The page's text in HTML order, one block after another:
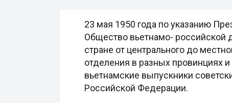
23 мая 1950 года по указанию
Общество вьетнамо- российской
стране от центрального до
отделения в разных провинциях
вьетнамские выпускники
Российской Федерации.